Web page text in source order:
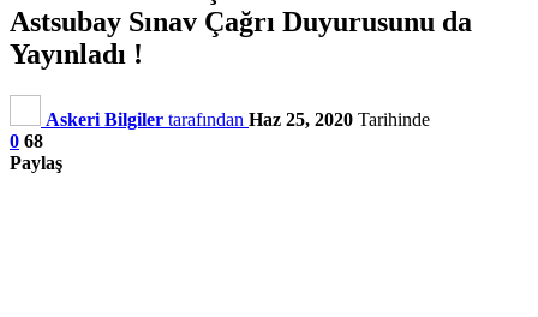
Astsubay Sınav Çağrı Duyurusunu da
Yayınladı !
Askeri Bilgiler tarafından Haz 25, 2020 Tarihinde
0 68
Paylaş